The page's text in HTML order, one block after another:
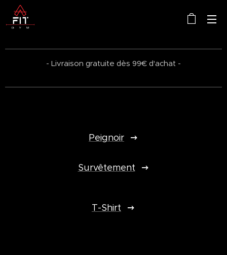
- Livraison gratuite dès 99€ d'achat -
Peignoir
Survêtement
T-Shirt